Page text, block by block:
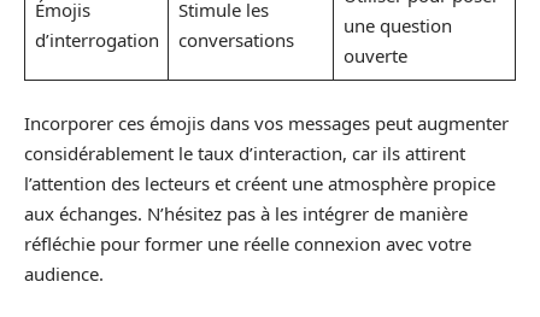
Émojis
d’interrogation
Stimule les
conversations
une question
ouverte
Incorporer ces émojis dans vos messages peut augmenter
considérablement le taux d’interaction, car ils attirent
l’attention des lecteurs et créent une atmosphère propice
aux échanges. N’hésitez pas à les intégrer de manière
réfléchie pour former une réelle connexion avec votre
audience.